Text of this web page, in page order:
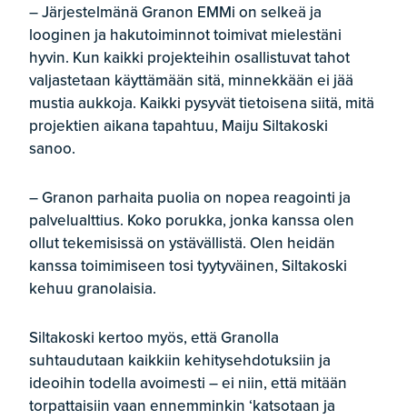
– Järjestelmänä Granon EMMi on selkeä ja
looginen ja hakutoiminnot toimivat mielestäni
hyvin. Kun kaikki projekteihin osallistuvat tahot
valjastetaan käyttämään sitä, minnekkään ei jää
mustia aukkoja. Kaikki pysyvät tietoisena siitä, mitä
projektien aikana tapahtuu, Maiju Siltakoski
sanoo.
– Granon parhaita puolia on nopea reagointi ja
palvelualttius. Koko porukka, jonka kanssa olen
ollut tekemisissä on ystävällistä. Olen heidän
kanssa toimimiseen tosi tyytyväinen, Siltakoski
kehuu granolaisia.
Siltakoski kertoo myös, että Granolla
suhtaudutaan kaikkiin kehitysehdotuksiin ja
ideoihin todella avoimesti – ei niin, että mitään
torpattaisiin vaan ennemminkin ‘katsotaan ja